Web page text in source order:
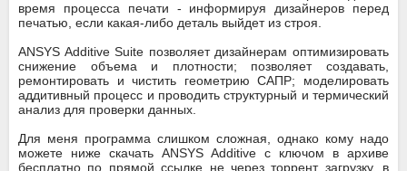
время процесса печати - информируя дизайнеров перед
печатью, если какая-либо деталь выйдет из строя.
ANSYS Additive Suite позволяет дизайнерам оптимизировать
снижение объема и плотности; позволяет создавать,
ремонтировать и чистить геометрию САПР; моделировать
аддитивный процесс и проводить структурный и термический
анализ для проверки данных.
Для меня программа слишком сложная, однако кому надо
можете ниже скачать ANSYS Additive с ключом в архиве
бесплатно по прямой ссылке не через торрент загрузку, в